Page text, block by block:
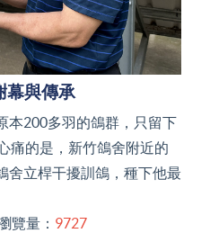
幕與傳承
本200多羽的鴿群，只留下
痛的是，新竹鴿舍附近的
舍立桿干擾訓鴿，種下他最
覽量： 9727